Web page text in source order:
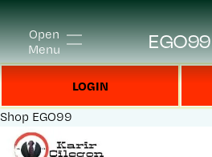
Open
Menu
EGO99
LOGIN
Shop EGO99